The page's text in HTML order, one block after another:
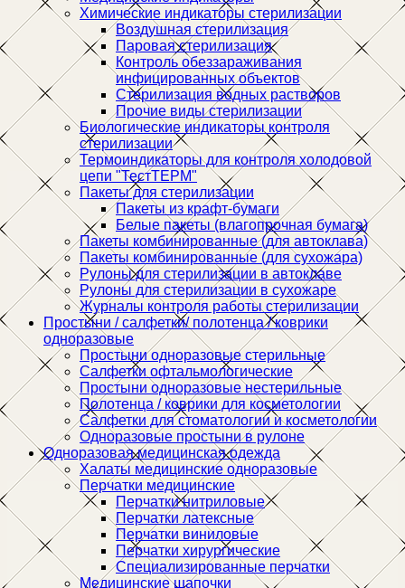
Химические индикаторы стерилизации
Воздушная стерилизация
Паровая стерилизация
Контроль обеззараживания
инфицированных объектов
Стерилизация водных растворов
Прочие виды стерилизации
Биологические индикаторы контроля
стерилизации
Термоиндикаторы для контроля холодовой
цепи "ТестТЕРМ"
Пакеты для стерилизации
Пакеты из крафт-бумаги
Белые пакеты (влагопрочная бумага)
Пакеты комбинированные (для автоклава)
Пакеты комбинированные (для сухожара)
Рулоны для стерилизации в автоклаве
Рулоны для стерилизации в сухожаре
Журналы контроля работы стерилизации
Простыни / салфетки/ полотенца / коврики
одноразовые
Простыни одноразовые стерильные
Салфетки офтальмологические
Простыни одноразовые нестерильные
Полотенца / коврики для косметологии
Салфетки для стоматологии и косметологии
Одноразовые простыни в рулоне
Одноразовая медицинская одежда
Халаты медицинские одноразовые
Перчатки медицинские
Перчатки нитриловые
Перчатки латексные
Перчатки виниловые
Перчатки хирургические
Специализированные перчатки
Медицинские шапочки